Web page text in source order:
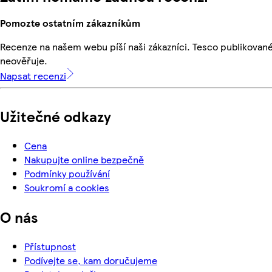
Pomozte ostatním zákazníkům
Recenze na našem webu píší naši zákazníci. Tesco
neověřuje.
Napsat recenzi
Užitečné odkazy
Cena
Nakupujte online bezpečně
Podmínky používání
Soukromí a cookies
O nás
Přístupnost
Podívejte se, kam doručujeme